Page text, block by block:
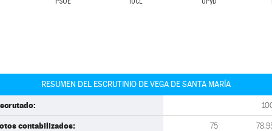
RESUMEN DEL ESCRUTINIO DE VEGA DE SANTA MARÍA
contabilizados: 75